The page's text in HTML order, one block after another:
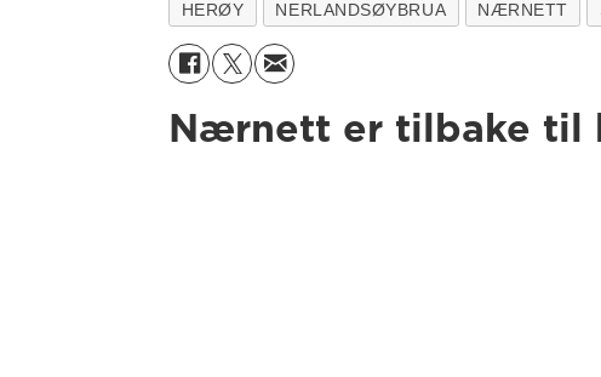
HERØY NERLANDSØYBRUA NÆRNETT
Nærnett er tilbake til